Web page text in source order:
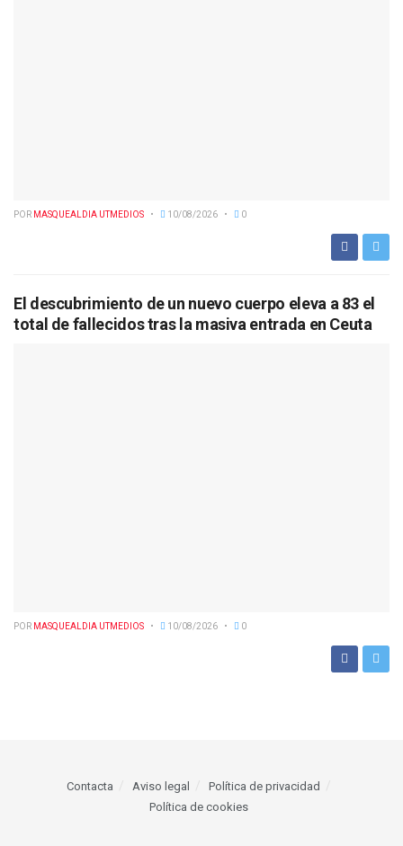
POR MASQUEALDIA UTMEDIOS 10/08/2026 0
El descubrimiento de un nuevo cuerpo eleva a 83 el
total de fallecidos tras la masiva entrada en Ceuta
POR MASQUEALDIA UTMEDIOS 10/08/2026 0
Contacta Aviso legal
Política de privacidad
Política de cookies